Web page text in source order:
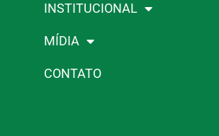
INSTITUCIONAL
MÍDIA
CONTATO